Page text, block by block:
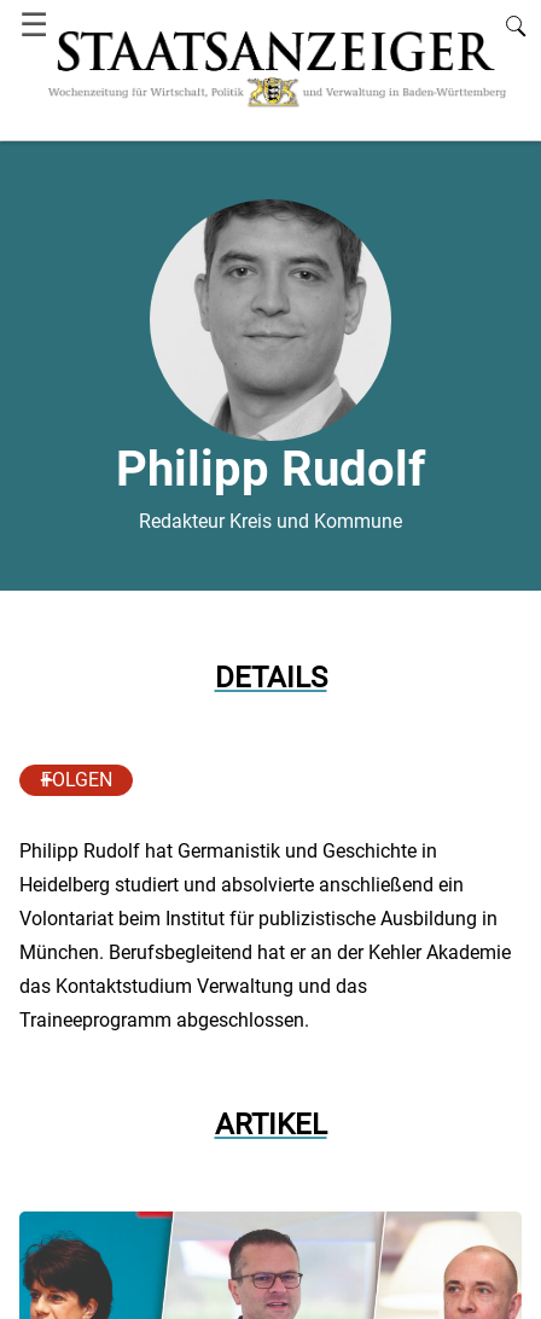
☰
Philipp Rudolf
Redakteur Kreis und Kommune
DETAILS
FOLGEN
Philipp Rudolf hat Germanistik und Geschichte in
Heidelberg studiert und absolvierte anschließend ein
Volontariat beim Institut für publizistische Ausbildung in
München. Berufsbegleitend hat er an der Kehler Akademie
das Kontaktstudium Verwaltung und das
Traineeprogramm abgeschlossen.
ARTIKEL